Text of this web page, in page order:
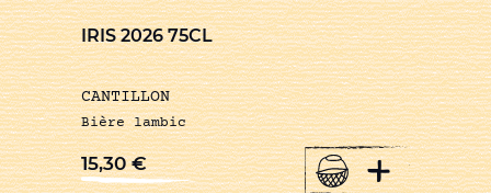
IRIS 2026 75CL
CANTILLON
Bière lambic
15,30€ +